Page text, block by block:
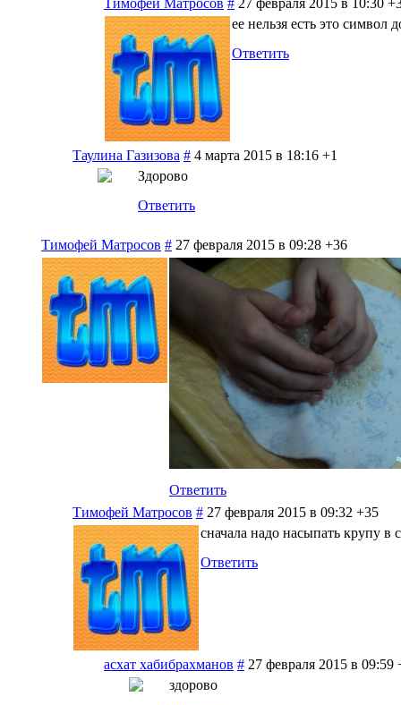
Тимофей Матросов # 27 февраля 2015 в 10:30
ее нельзя есть это символ
Ответить
Таулина Газизова # 4 марта 2015 в 18:16 +1
Здорово
Ответить
Тимофей Матросов # 27 февраля 2015 в 09:28 +36
Ответить
Тимофей Матросов # 27 февраля 2015 в 09:32 +35
сначала надо насыпать крупу в
Ответить
асхат хабибрахманов # 27 февраля 2015 в 09:59
здорово